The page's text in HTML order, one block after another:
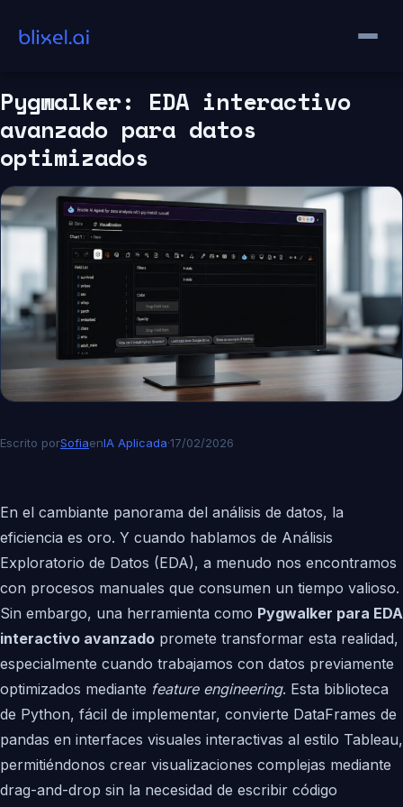
contenido
Pygwalker: EDA interactivo
avanzado para datos
optimizados
Escrito porSofiaenIA Aplicada·17/02/2026
En el cambiante panorama del análisis de datos, la
eficiencia es oro. Y cuando hablamos de Análisis
Exploratorio de Datos (EDA), a menudo nos encontramos
con procesos manuales que consumen un tiempo valioso.
Sin embargo, una herramienta como Pygwalker para EDA
interactivo avanzado promete transformar esta realidad,
especialmente cuando trabajamos con datos previamente
optimizados mediante feature engineering. Esta biblioteca
de Python, fácil de implementar, convierte DataFrames de
pandas en interfaces visuales interactivas al estilo Tableau,
permitiéndonos crear visualizaciones complejas mediante
drag-and-drop sin la necesidad de escribir código